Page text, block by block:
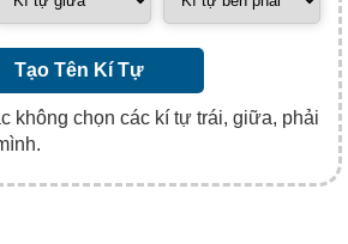
Tạo Tên Kí Tự
không chọn các kí tự trái, giữa, phải